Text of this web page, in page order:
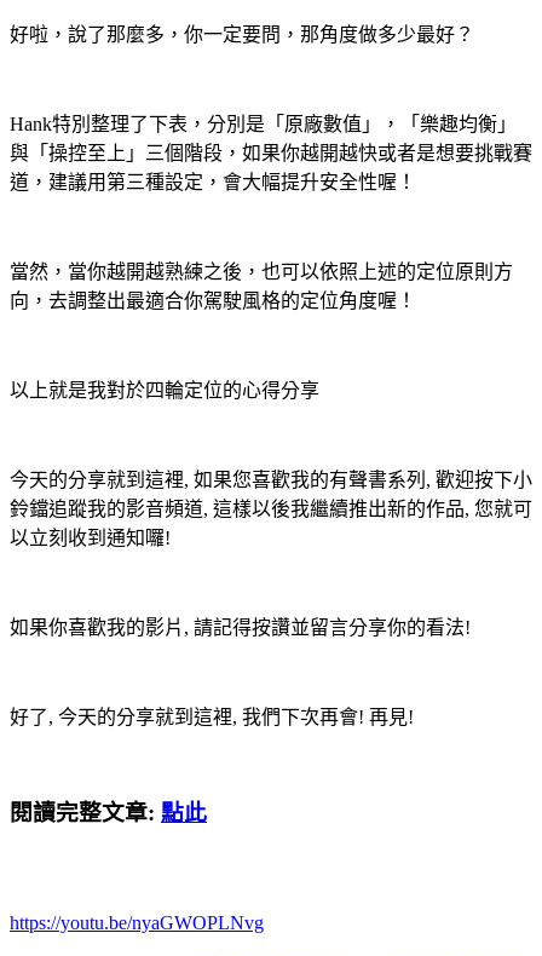
好啦，說了那麼多，你一定要問，那角度做多少最好？
Hank特別整理了下表，分別是「原廠數值」，「樂趣均衡」
與「操控至上」三個階段，如果你越開越快或者是想要挑戰賽
道，建議用第三種設定，會大幅提升安全性喔！
當然，當你越開越熟練之後，也可以依照上述的定位原則方
向，去調整出最適合你駕駛風格的定位角度喔！
以上就是我對於四輪定位的心得分享
今天的分享就到這裡, 如果您喜歡我的有聲書系列, 歡迎按下小
鈴鐺追蹤我的影音頻道, 這樣以後我繼續推出新的作品, 您就可
以立刻收到通知囉!
如果你喜歡我的影片, 請記得按讚並留言分享你的看法!
好了, 今天的分享就到這裡, 我們下次再會! 再見!
閱讀完整文章: 點此
https://youtu.be/nyaGWOPLNvg